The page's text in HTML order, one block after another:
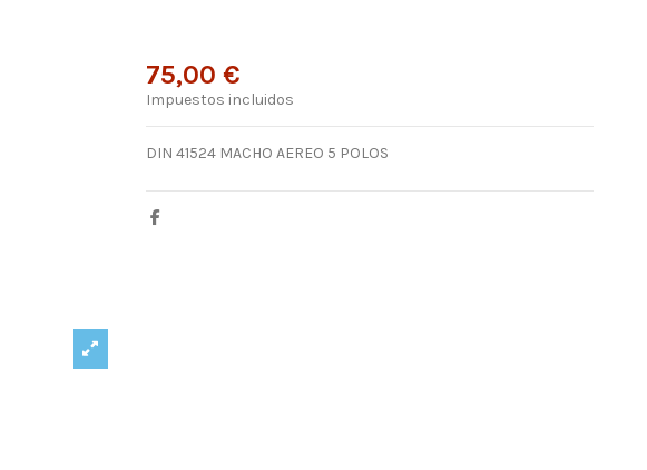
75,00 €
Impuestos incluidos
DIN 41524 MACHO AEREO 5 POLOS